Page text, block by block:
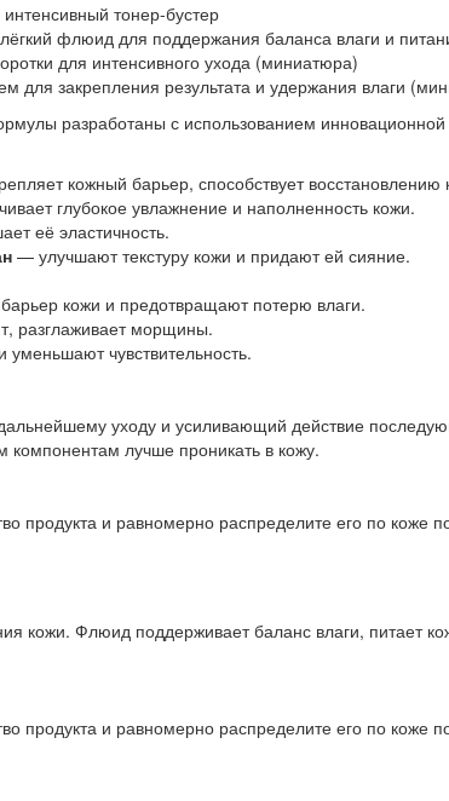
тонер-бустер
флюид для поддержания баланса влаги и
для интенсивного ухода (миниатюра)
для закрепления результата и удержания влаги
разработаны с использованием инновационной
кожный барьер, способствует
глубокое увлажнение и наполненность кожи.
её эластичность.
— улучшают текстуру кожи и придают ей сияние.
кожи и предотвращают потерю влаги.
разглаживает морщины.
чувствительность.
уходу и усиливающий действие
лучше проникать в кожу.
продукта и равномерно распределите его по коже
кожи. Флюид поддерживает баланс влаги, питает
продукта и равномерно распределите его по коже